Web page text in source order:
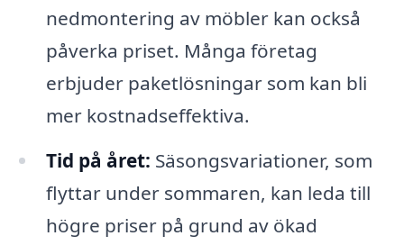
nedmontering av möbler kan också
påverka priset. Många företag
erbjuder paketlösningar som kan bli
mer kostnadseffektiva.
Tid på året: Säsongsvariationer, som
flyttar under sommaren, kan leda till
högre priser på grund av ökad